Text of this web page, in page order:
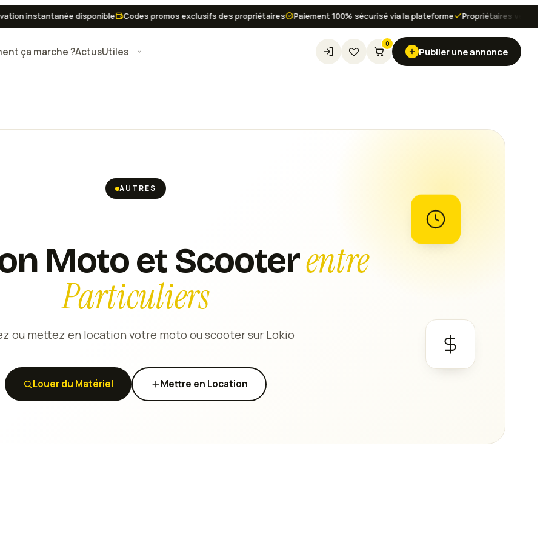
instantanée disponible Codes promos exclusifs des propriétaires Paiement 100% sécurisé via la plateforme Propriétaires vérifiés et
ça marche ?ActusUtiles
0
Publier une annonce
AUTRES
Moto et Scooterentre
Particuliers
ou mettez en location votre moto ou scooter sur Lokio
Louer du Matériel Mettre en Location